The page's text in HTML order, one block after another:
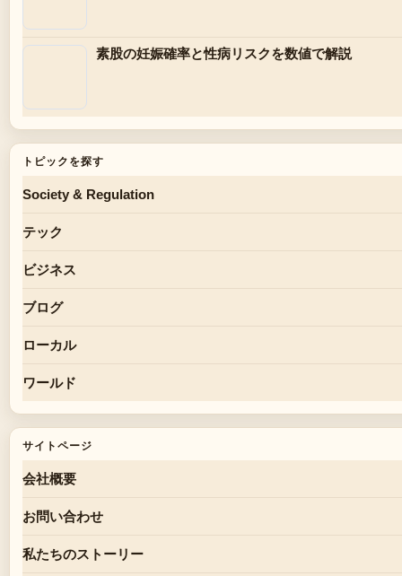
素股の妊娠確率と性病リスクを数値で解説
トピックを探す
Society & Regulation
テック
ビジネス
ブログ
ローカル
ワールド
サイトページ
会社概要
お問い合わせ
私たちのストーリー